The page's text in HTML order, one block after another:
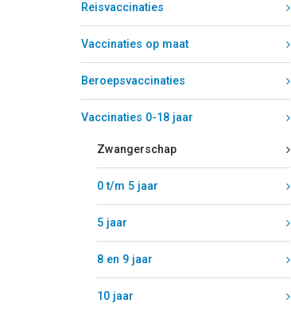
Reisvaccinaties
Vaccinaties op maat
Beroepsvaccinaties
Vaccinaties 0-18 jaar
Zwangerschap
0 t/m 5 jaar
5 jaar
8 en 9 jaar
10 jaar